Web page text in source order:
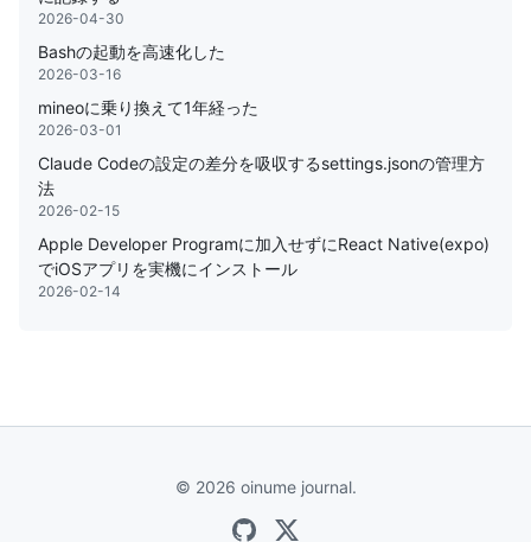
2026-04-30
Bashの起動を高速化した
2026-03-16
mineoに乗り換えて1年経った
2026-03-01
Claude Codeの設定の差分を吸収するsettings.jsonの管理方
法
2026-02-15
Apple Developer Programに加入せずにReact Native(expo)
でiOSアプリを実機にインストール
2026-02-14
© 2026 oinume journal.